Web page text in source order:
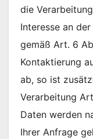
die
Interesse an
gemäß Art. 6
Kontaktierung
ab, so ist
Verarbeitung
Daten werden
Ihrer Anfrage